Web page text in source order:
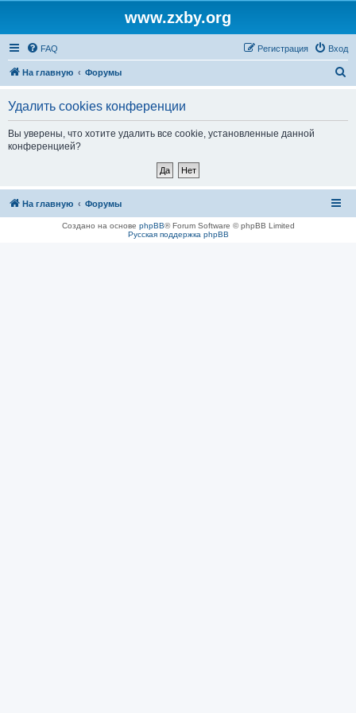
www.zxby.org
FAQ Вход
Регистрация
На главную Форумы
Удалить cookies конференции
Вы уверены, что хотите удалить все cookie, установленные данной
конференцией?
На главную Форумы
Создано на основе phpBB® Forum Software © phpBB Limited
Русская поддержка phpBB